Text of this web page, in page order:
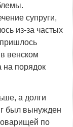
супруги,
из-за частых
венском
на порядок
а долги
был вынужден
по